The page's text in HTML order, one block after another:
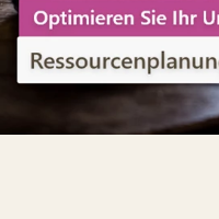
von TimeLog PSA
über alle